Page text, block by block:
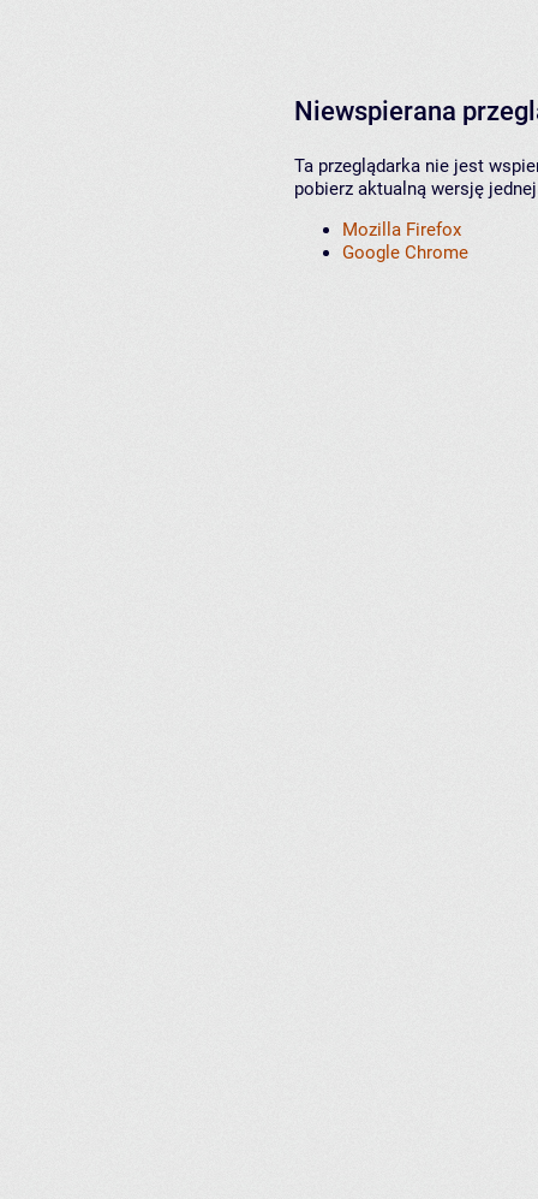
Niewspierana
Ta przeglądarka nie jest
pobierz aktualną wersję
Mozilla Firefox
Google Chrome